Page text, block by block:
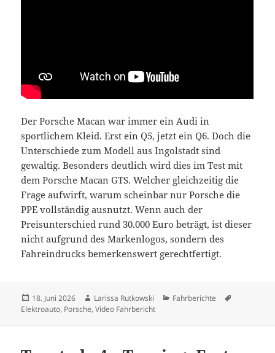
Der Porsche Macan war immer ein Audi in
sportlichem Kleid. Erst ein Q5, jetzt ein Q6. Doch die
Unterschiede zum Modell aus Ingolstadt sind
gewaltig. Besonders deutlich wird dies im Test mit
dem Porsche Macan GTS. Welcher gleichzeitig die
Frage aufwirft, warum scheinbar nur Porsche die
PPE vollständig ausnutzt. Wenn auch der
Preisunterschied rund 30.000 Euro beträgt, ist dieser
nicht aufgrund des Markenlogos, sondern des
Fahreindrucks bemerkenswert gerechtfertigt.
Veröffentlicht
am
18. Juni 2026 Autor
Larissa Rutkowski Kategorien
Fahrberichte
Elektroauto, Porsche,Video Fahrbericht